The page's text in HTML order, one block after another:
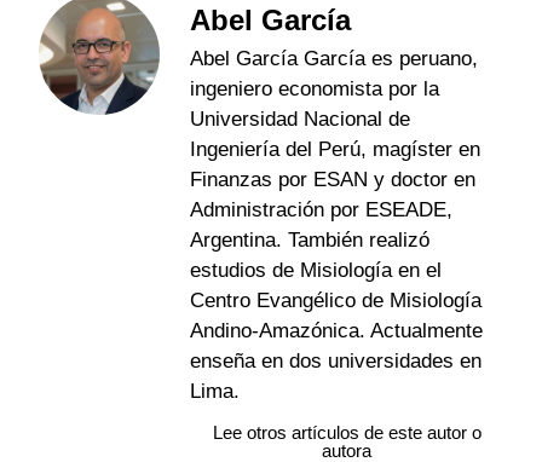
Abel García
Abel García García es peruano,
ingeniero economista por la
Universidad Nacional de
Ingeniería del Perú, magíster en
Finanzas por ESAN y doctor en
Administración por ESEADE,
Argentina. También realizó
estudios de Misiología en el
Centro Evangélico de Misiología
Andino-Amazónica. Actualmente
enseña en dos universidades en
Lima.
Lee otros artículos de este autor o
autora